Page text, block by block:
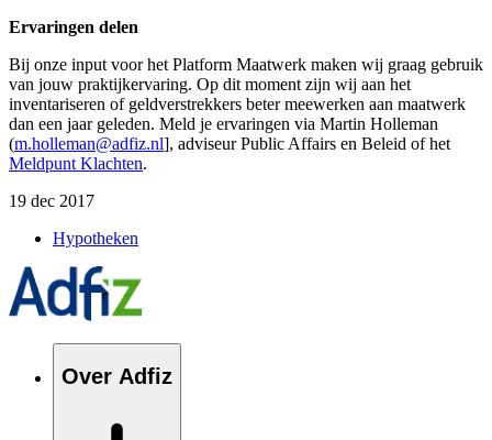
Ervaringen delen
Bij onze input voor het Platform Maatwerk maken wij graag gebruik
van jouw praktijkervaring. Op dit moment zijn wij aan het
inventariseren of geldverstrekkers beter meewerken aan maatwerk
dan een jaar geleden. Meld je ervaringen via Martin Holleman
(m.holleman@adfiz.nl], adviseur Public Affairs en Beleid of het
Meldpunt Klachten.
19 dec 2017
Hypotheken
Over Adfiz